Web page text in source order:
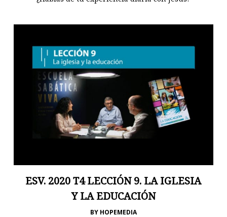
ESV. 2020 T4 LECCIÓN 9. LA IGLESIA
Y LA EDUCACIÓN
BY HOPEMEDIA